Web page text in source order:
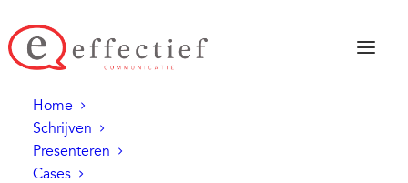
Home
Schrijven
Presenteren
Cases